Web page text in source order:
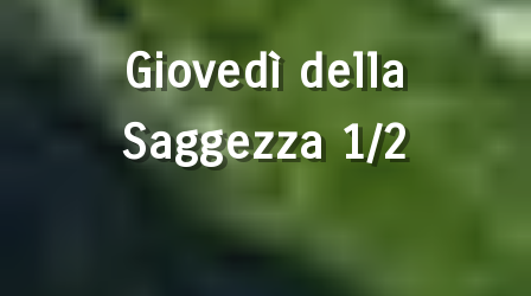
Giovedì della
Saggezza 1/2